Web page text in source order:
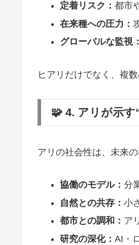
定着リスク： 都市
在来種への圧力：
グローバルな監視：
ヒアリだけでなく、複
🧩 4. アリが示
アリの社会性は、未来
協働のモデル： 分
自然との共存： 小
都市との調和： ア
研究の深化： AI・